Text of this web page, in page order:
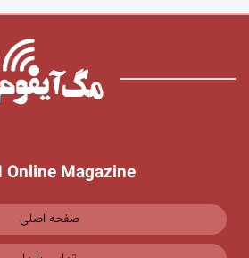
Online Magazine
صفحه اصلی